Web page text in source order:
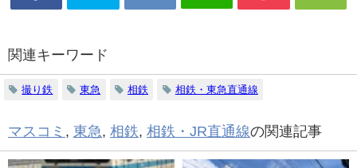
関連キーワード
撮り鉄 東急 相鉄 相鉄・東急直通線
マスコミ , 東急, 相鉄, 相鉄・JR直通線の関連記事